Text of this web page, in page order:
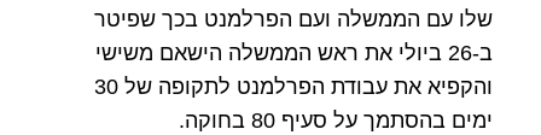
שלו עם הממשלה ועם הפרלמנט בכך שפיטר
ב-26 ביולי את ראש הממשלה הישאם משישי
והקפיא את עבודת הפרלמנט לתקופה של 30
ימים בהסתמך על סעיף 80 בחוקה.